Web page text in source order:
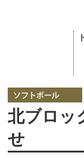
北ブロッ
せ